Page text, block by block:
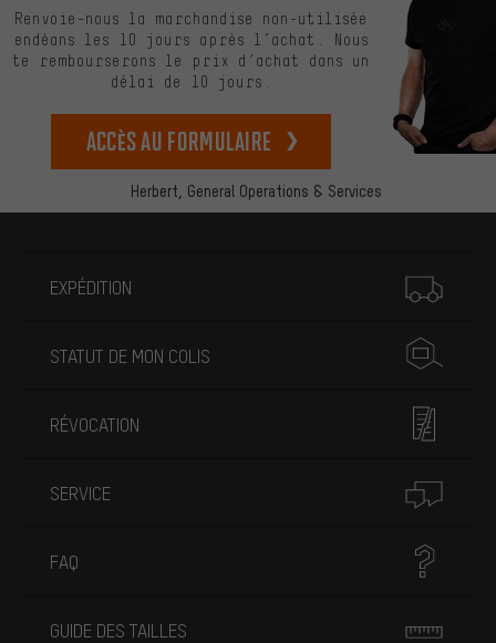
Herbert, General Operations & Services
Renvoie-nous la marchandise non-utilisée
endéans les 10 jours après l’achat. Nous
te rembourserons le prix d’achat dans un
délai de 10 jours.
Accès au formulaire
EXPÉDITION
STATUT DE MON COLIS
RÉVOCATION
SERVICE
FAQ
GUIDE DES TAILLES